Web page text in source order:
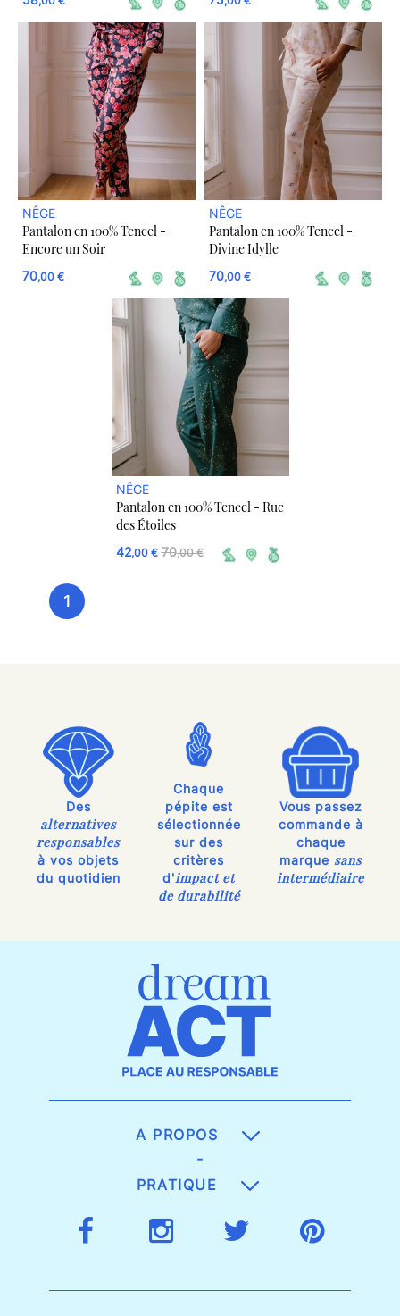
NÊGE
Pantalon en 100% Tencel -
Encore un Soir
70,00 €
NÊGE
Pantalon en 100% Tencel -
Divine Idylle
70,00 €
NÊGE
Pantalon en 100% Tencel - Rue
des Étoiles
42,00 € 70,00 €
1
Des
alternatives
responsables
à vos objets
du quotidien
Chaque
pépite est
sélectionnée
sur des
critères
d'impact et
de durabilité
Vous passez
commande à
chaque
marque sans
intermédiaire
A PROPOS
-
PRATIQUE